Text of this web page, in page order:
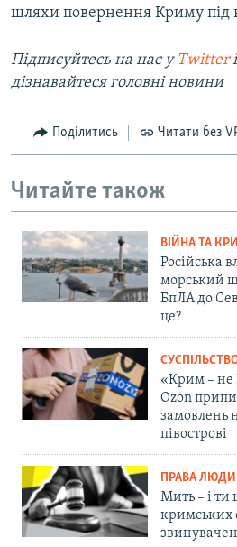
шляхи повернення Криму під
Підписуйтесь на наc у Twitter
дізнавайтеся головні новини
Поділитись Читати без
Читайте також
ВІЙНА ТА
Російська
морський
БпЛА до
це?
«Крим – не
Ozon
замовлень
півострові
ПРАВА
Мить – і ти
кримських